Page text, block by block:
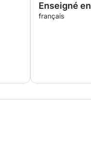
Enseigné en
français